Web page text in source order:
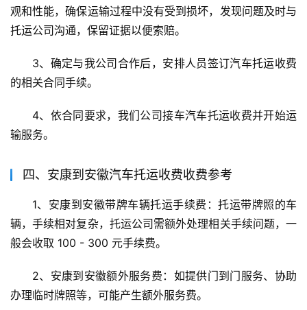
观和性能，确保运输过程中没有受到损坏，发现问题及时与
托运公司沟通，保留证据以便索赔。
3、确定与我公司合作后，安排人员签订汽车托运收费
的相关合同手续。
4、依合同要求，我们公司接车汽车托运收费并开始运
输服务。
四、安康到安徽汽车托运收费收费参考
1、安康到安徽带牌车辆托运手续费：托运带牌照的车
辆，手续相对复杂，托运公司需额外处理相关手续问题，一
般会收取 100 - 300 元手续费。
2、安康到安徽额外服务费：如提供门到门服务、协助
办理临时牌照等，可能产生额外服务费。